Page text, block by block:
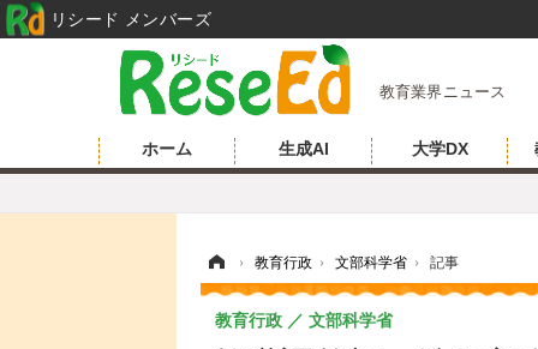
教育業界ニュース
ホーム 生成AI 大学DX
› 教育行政 › 文部科学省 › 記事
教育行政 文部科学省
リシード メンバーズ